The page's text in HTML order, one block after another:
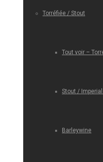
Torréfiée / Stout
Tout voir –
Stout /
Barleywine